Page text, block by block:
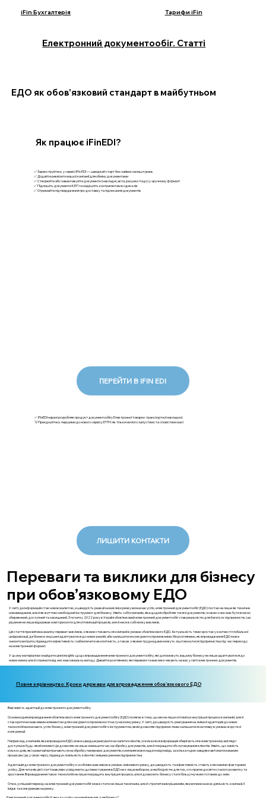
iFin Бухгалтерія Тарифи iFin
Електронний документообіг. Статті
ЕДО як обов'язковий стандарт в майбутньом
✅ Зареєструйтесь у сервісі iFin EDI — швидкий старт без зайвих налаштувань
✅ Додайте реквізити вашої компанії для обміну документами
✅ Створюйте або завантажуйте документи (накладні, акти, рахунки тощо) у зручному форматі
✅ Підпишіть документи КЕП та надішліть контрагентам в один клік
✅ Отримайте підтвердження про доставку та підписання документів
Як працює iFinEDI?
ПЕРЕЙТИ В IFIN EDI
✅ iFinEDI наразі розробляє продукт документообігу Електронної товарно-транспортної накладної.
💡Приєднуйтесь першими до нового сервісу ЕТТН: як тільки ми його запустимо та сповістимо вас!
ЛИШИТИ КОНТАКТИ
Переваги та виклики для бізнесу
при обов’язковому ЕДО
У світі, де інформація стає новою валютою, а швидкість реакції на виклики ринку визначає успіх, електронний документообіг (ЕДО) постає не лише як технічне
нововведення, але й як життєво необхідний інструмент для бізнесу. Уявіть собі компанію, яка щодня обробляє тисячі документів, і кожен з них має бути вчасно
збережений, доступний та захищений. З початку 2022 року в Україні обов'язковий електронний документообіг став реальністю для багатьох підприємств, і це
рішення не лише відкриває нові горизонти для оптимізації процесів, але й несе в собі низку викликів.
Ця стаття присвячена аналізу переваг і викликів, з якими стикаються компанії в умовах обов'язкового ЕДО. Актуальність теми зростає у контексті глобальної
цифровізації, де бізнеси змушені адаптуватися до нових реалій, аби залишатися конкурентоспроможними. Ми розглянемо, як впровадження ЕДО може
знизити витрати, підвищити ефективність і забезпечити екологічність, а також з якими труднощами можуть зіштовхнутися підприємства під час переходу
на електронний формат.
У цьому матеріалі ви знайдете цінні insights щодо впровадження електронного документообігу, які допоможуть вашому бізнесу не лише адаптуватися до
нових вимог, але й отримати від них максимальну вигоду. Давайте розглянемо, які переваги та виклики чекають на вас у світі електронних документів.
Повне керівництво: Кроки держави для впровадження обов’язкового ЕДО
Важливість адаптації до електронного документообігу
Основна ідея впровадження обов'язкового електронного документообігу (ЕДО) полягає в тому, що він не лише оптимізує внутрішні процеси компаній, але й
стає критично важливим елементом для конкурентоспроможності на сучасному ринку. У світі, де швидкість реагування на зміни й адаптація до нових
технологій визначають успіх бізнесу, електронний документообіг є інструментом, який дозволяє підприємствам залишатися на плаву в умовах жорсткої
конкуренції.
Наприклад, компанія, яка впровадила ЕДО, може швидше реагувати на запити клієнтів, оскільки вся інформація зберігається в електронному вигляді і
доступна в будь-який момент. Це дозволяє не лише зменшити час на обробку документів, але й покращити обслуговування клієнтів. Уявіть, що замість
кількох днів, які зазвичай витрачаються на обробку паперових документів, компанія може надати відповідь за кілька годин завдяки автоматизованим
процесам. Це, у свою чергу, підвищує лояльність клієнтів і зміцнює реноме підприємства.
Адаптація до електронного документообігу є особливо важливою в умовах змінливого ринку, де швидкість та ефективність стають ключовими факторами
успіху. Для читачів цієї статті важливо усвідомити, що інвестування в ЕДО не є лише вибором, а необхідністю для тих, хто прагне досягти сталого розвитку та
зростання. Впровадження таких технологій не лише покращить внутрішні процеси, але й дозволить бізнесу стати більш гнучким і готовим до змін.
Отже, успішний перехід на електронний документообіг може стати не лише технічним, але й стратегічним рішенням, яке вплине на всю діяльність компанії, її
імідж та конкуренцію на ринку.